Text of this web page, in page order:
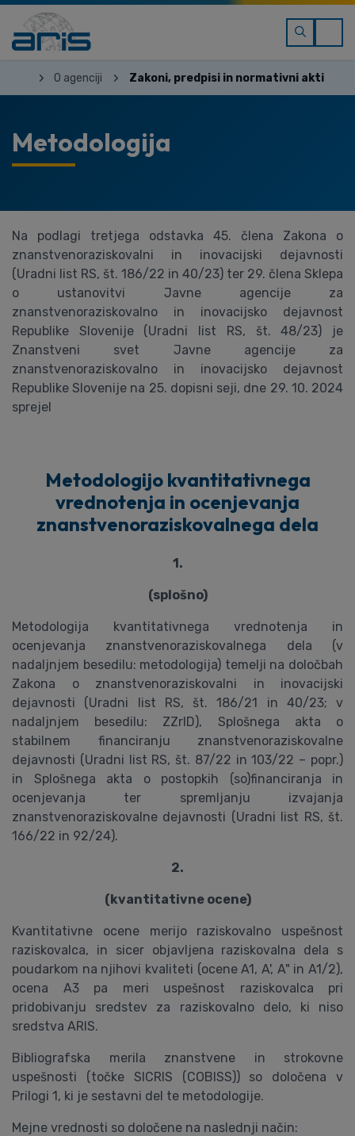
O agenciji Zakoni, predpisi in normativni akti
Metodologija
Na podlagi tretjega odstavka 45. člena Zakona o
znanstvenoraziskovalni in inovacijski dejavnosti
(Uradni list RS, št. 186/22 in 40/23) ter 29. člena Sklepa
o ustanovitvi Javne agencije za
znanstvenoraziskovalno in inovacijsko dejavnost
Republike Slovenije (Uradni list RS, št. 48/23) je
Znanstveni svet Javne agencije za
znanstvenoraziskovalno in inovacijsko dejavnost
Republike Slovenije na 25. dopisni seji, dne 29. 10. 2024
sprejel
Metodologijo kvantitativnega
vrednotenja in ocenjevanja
znanstvenoraziskovalnega dela
1.
(splošno)
Metodologija kvantitativnega vrednotenja in
ocenjevanja znanstvenoraziskovalnega dela (v
nadaljnjem besedilu: metodologija) temelji na določbah
Zakona o znanstvenoraziskovalni in inovacijski
dejavnosti (Uradni list RS, št. 186/21 in 40/23; v
nadaljnjem besedilu: ZZrID), Splošnega akta o
stabilnem financiranju znanstvenoraziskovalne
dejavnosti (Uradni list RS, št. 87/22 in 103/22 – popr.)
in Splošnega akta o postopkih (so)financiranja in
ocenjevanja ter spremljanju izvajanja
znanstvenoraziskovalne dejavnosti (Uradni list RS, št.
166/22 in 92/24).
2.
(kvantitativne ocene)
Kvantitativne ocene merijo raziskovalno uspešnost
raziskovalca, in sicer objavljena raziskovalna dela s
poudarkom na njihovi kvaliteti (ocene A1, A', A" in A1/2),
ocena A3 pa meri uspešnost raziskovalca pri
pridobivanju sredstev za raziskovalno delo, ki niso
sredstva ARIS.
Bibliografska merila znanstvene in strokovne
uspešnosti (točke SICRIS (COBISS)) so določena v
Prilogi 1, ki je sestavni del te metodologije.
Mejne vrednosti so določene na naslednji način: